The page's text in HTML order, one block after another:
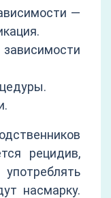
—
рецидив,
насмарку.